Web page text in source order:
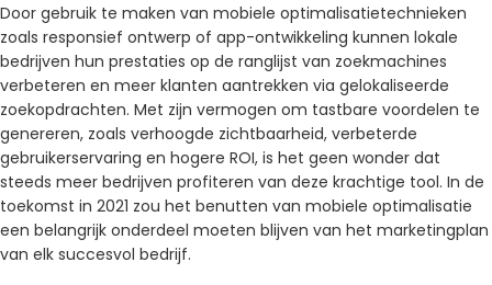
Door gebruik te maken van mobiele optimalisatietechnieken
zoals responsief ontwerp of app-ontwikkeling kunnen lokale
bedrijven hun prestaties op de ranglijst van zoekmachines
verbeteren en meer klanten aantrekken via gelokaliseerde
zoekopdrachten. Met zijn vermogen om tastbare voordelen te
genereren, zoals verhoogde zichtbaarheid, verbeterde
gebruikerservaring en hogere ROI, is het geen wonder dat
steeds meer bedrijven profiteren van deze krachtige tool. In de
toekomst in 2021 zou het benutten van mobiele optimalisatie
een belangrijk onderdeel moeten blijven van het marketingplan
van elk succesvol bedrijf.